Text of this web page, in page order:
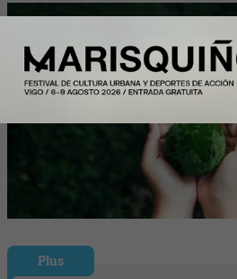
Plus